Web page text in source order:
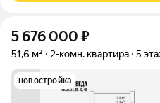
5 676 000 ₽
51,6 м² 2-комн. квартира 5
новостройка